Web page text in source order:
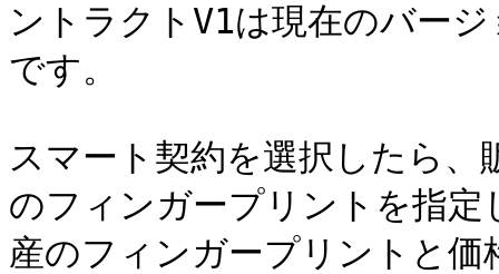
ントラクトV1は現在のバー
です。
スマート契約を選択したら
のフィンガープリントを指
産のフィンガープリントと